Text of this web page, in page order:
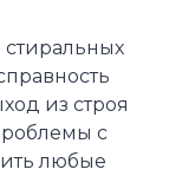
из строя
с
любые